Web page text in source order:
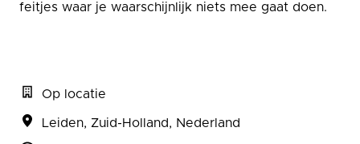
feitjes waar je waarschijnlijk niets mee gaat doen.
Op locatie
Leiden, Zuid-Holland, Nederland